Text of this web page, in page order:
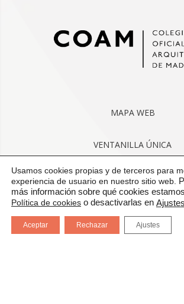
MAPA WEB
VENTANILLA ÚNICA
CONTACTO
AVISO LEGAL
CONDICIONES GENERALES DE
Usamos cookies propias y de terceros para
experiencia de usuario en nuestro sitio web.
más información sobre qué cookies
Política de cookies o desactivarlas en Ajustes
Aceptar Rechazar Ajustes